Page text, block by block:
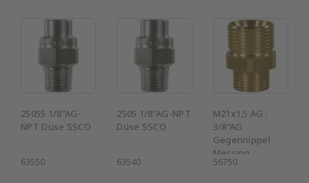
25055 1/8"AG-
NPT Düse SSCO
63550
2505 1/8"AG-NPT
Düse SSCO
63540
M21x1,5 AG :
3/8"AG
Gegennippel
Messing
56750